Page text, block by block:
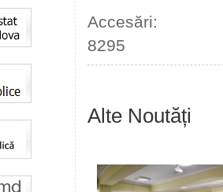
Accesări:
8295
Alte Noutăți